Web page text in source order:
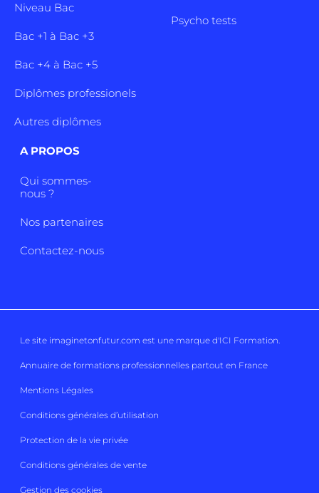
Niveau Bac
Bac +1 à Bac +3
Bac +4 à Bac +5
Diplômes professionels
Autres diplômes
Psycho tests
A PROPOS
Qui sommes-
nous ?
Nos partenaires
Contactez-nous
Le site imaginetonfutur.com est une marque d'ICI Formation.
Annuaire de formations professionnelles partout en France
Mentions Légales
Conditions générales d’utilisation
Protection de la vie privée
Conditions générales de vente
Gestion des cookies